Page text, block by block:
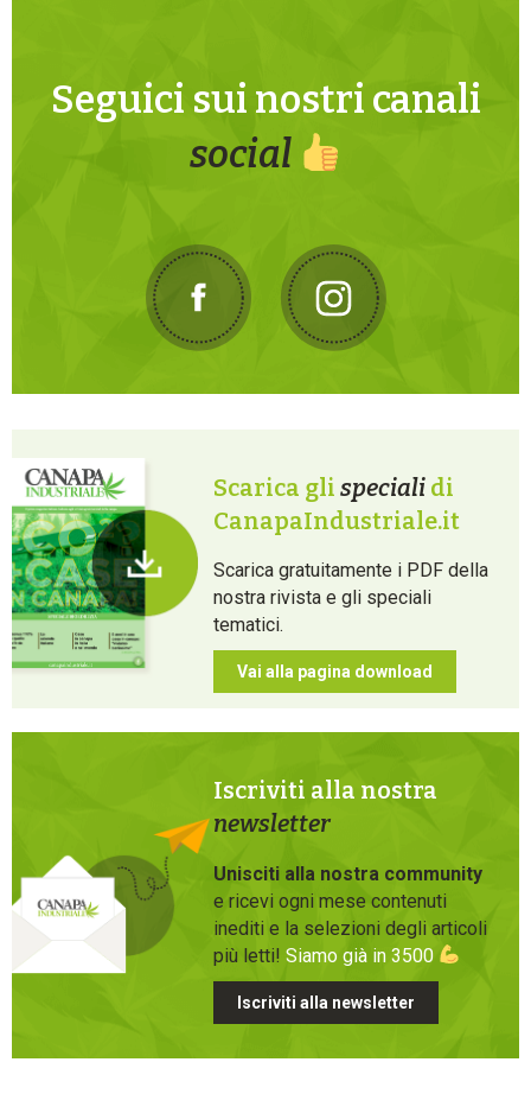
Seguici sui nostri canali
social
Scarica gli speciali di
CanapaIndustriale.it
Scarica gratuitamente i PDF della
nostra rivista e gli speciali
tematici.
Vai alla pagina download
Iscriviti alla nostra
newsletter
Unisciti alla nostra community
e ricevi ogni mese contenuti
inediti e la selezioni degli articoli
più letti! Siamo già in 3500
Iscriviti alla newsletter